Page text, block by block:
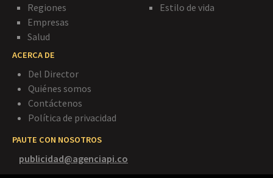
Regiones
Empresas
Salud
Estilo de vida
ACERCA DE
Del Director
Quiénes somos
Contáctenos
Política de privacidad
PAUTE CON NOSOTROS
publicidad@agenciapi.co